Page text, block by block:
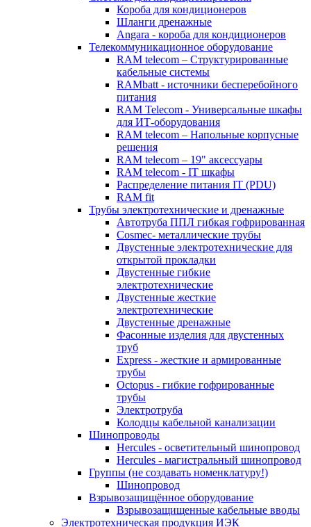
Короба для кондиционеров
Шланги дренажные
Angara - короба для кондиционеров
Телекоммуникационное оборудование
RAM telecom – Структурированные
кабельные системы
RAMbatt - источники бесперебойного
питания
RAM Telecom - Универсальные шкафы
для ИТ-оборудования
RAM telecom – Напольные корпусные
решения
RAM telecom – 19" аксессуары
RAM telecom - IT шкафы
Распределение питания IT (PDU)
RAM fit
Трубы электротехнические и дренажные
Автотруба ППЛ гибкая гофрированная
Cosmec- металлические трубы
Двустенные электротехнические для
открытой прокладки
Двустенные гибкие
электротехнические
Двустенные жесткие
электротехнические
Двустенные дренажные
Фасонные изделия для двустенных
труб
Express - жесткие и армированные
трубы
Octopus - гибкие гофрированные
трубы
Электротруба
Колодцы кабельной канализации
Шинопроводы
Hercules - осветительный шинопровод
Hercules - магистральный шинопровод
Группы (не создавать номенклатуру!)
Шинопровод
Взрывозащищённое оборудование
Взрывозащищенные кабельные вводы
Электротехническая продукция ИЭК